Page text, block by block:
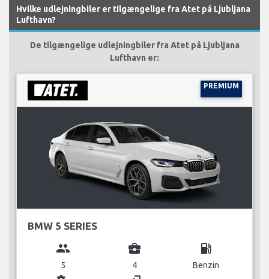
Hvilke udlejningbiler er tilgængelige fra Atet på Ljubljana
Lufthavn?
De tilgængelige udlejningbiler fra Atet på Ljubljana
Lufthavn er:
PREMIUM
BMW 5 SERIES
group
5
business_center
4
local_gas_station
Benzin